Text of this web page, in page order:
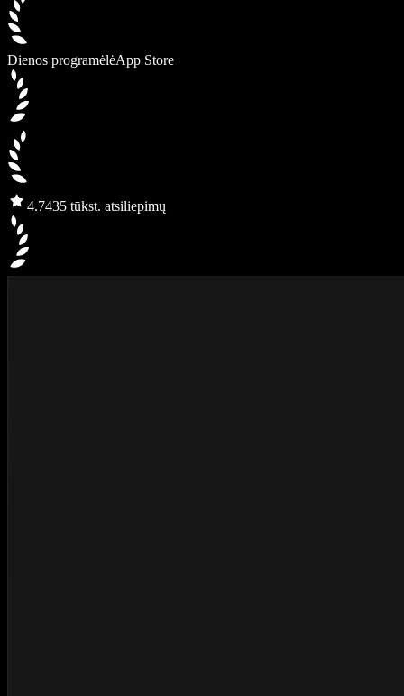
Dienos programėlėApp Store
4.7435 tūkst. atsiliepimų